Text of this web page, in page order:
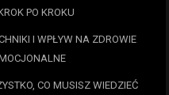
PO KROKU
I WPŁYW NA ZDROWIE
CO MUSISZ WIEDZIEĆ